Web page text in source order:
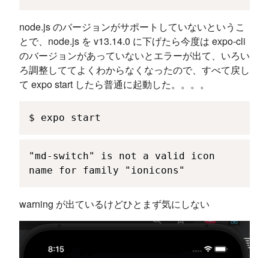
node.js のバージョンがサポートしていないというこ
とで、node.js を v13.14.0 に下げたら今度は expo-cli
のバージョンがあっていないとエラーが出て、いろい
ろ調整しててよくわからなくなったので、すべて戻し
て expo start したら普通に起動した。。。。
$ expo start
"md-switch" is not a valid icon
name for family "ionicons"
warning が出ているけどひとまず気にしない